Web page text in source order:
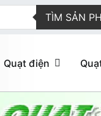
TÌM SẢN
tuyến giao hàng
hòa, quạt trần
Quạt điện